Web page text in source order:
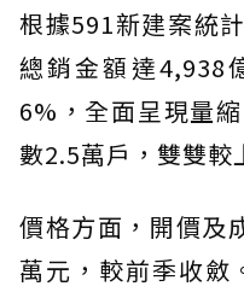
根據591新建案統
總銷金額達4,938
6%，全面呈現量
數2.5萬戶，雙雙較
價格方面，開價及
萬元，較前季收斂